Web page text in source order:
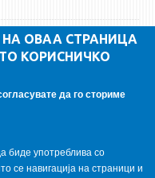
ОВАА СТРАНИЦА
КОРИСНИЧКО
да го сториме
биде употреблива со
се навигација на страници и